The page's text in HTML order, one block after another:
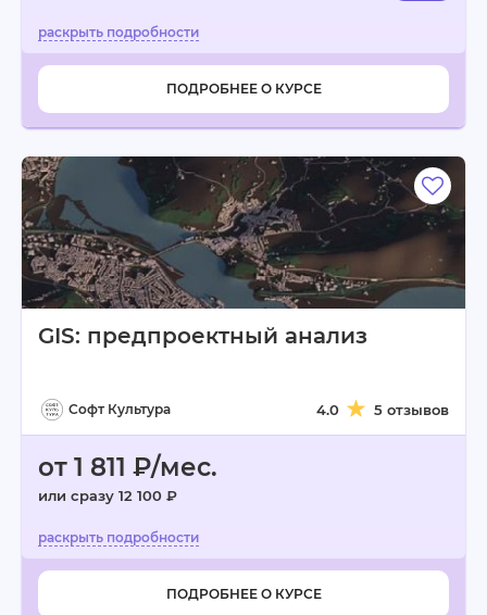
ПОДРОБНЕЕ О КУРСЕ
GIS: предпроектный анализ
Софт Культура 4.0 5 отзывов
от 1 811 ₽/мес.
или сразу 12 100 ₽
ПОДРОБНЕЕ О КУРСЕ